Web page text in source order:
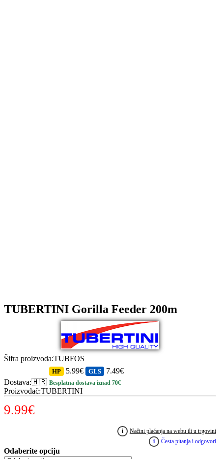
TUBERTINI Gorilla Feeder 200m
Šifra proizvoda:TUBFOS
Dostava:🇭🇷
HP 5.99€ GLS 7.49€
Besplatna dostava iznad 70€
Proizvođač:TUBERTINI
9.99€
i
Načini plaćanja na webu ili u trgovini
i
Česta pitanja i odgovori